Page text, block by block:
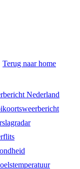
Terug naar home
Nederland